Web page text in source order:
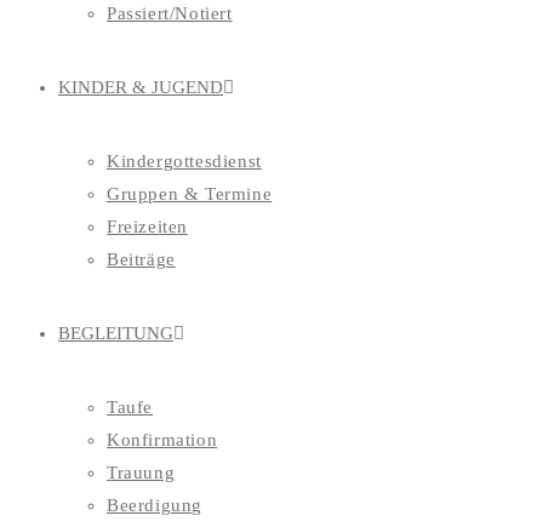
Passiert/Notiert
KINDER & JUGEND
Kindergottesdienst
Gruppen & Termine
Freizeiten
Beiträge
BEGLEITUNG
Taufe
Konfirmation
Trauung
Beerdigung